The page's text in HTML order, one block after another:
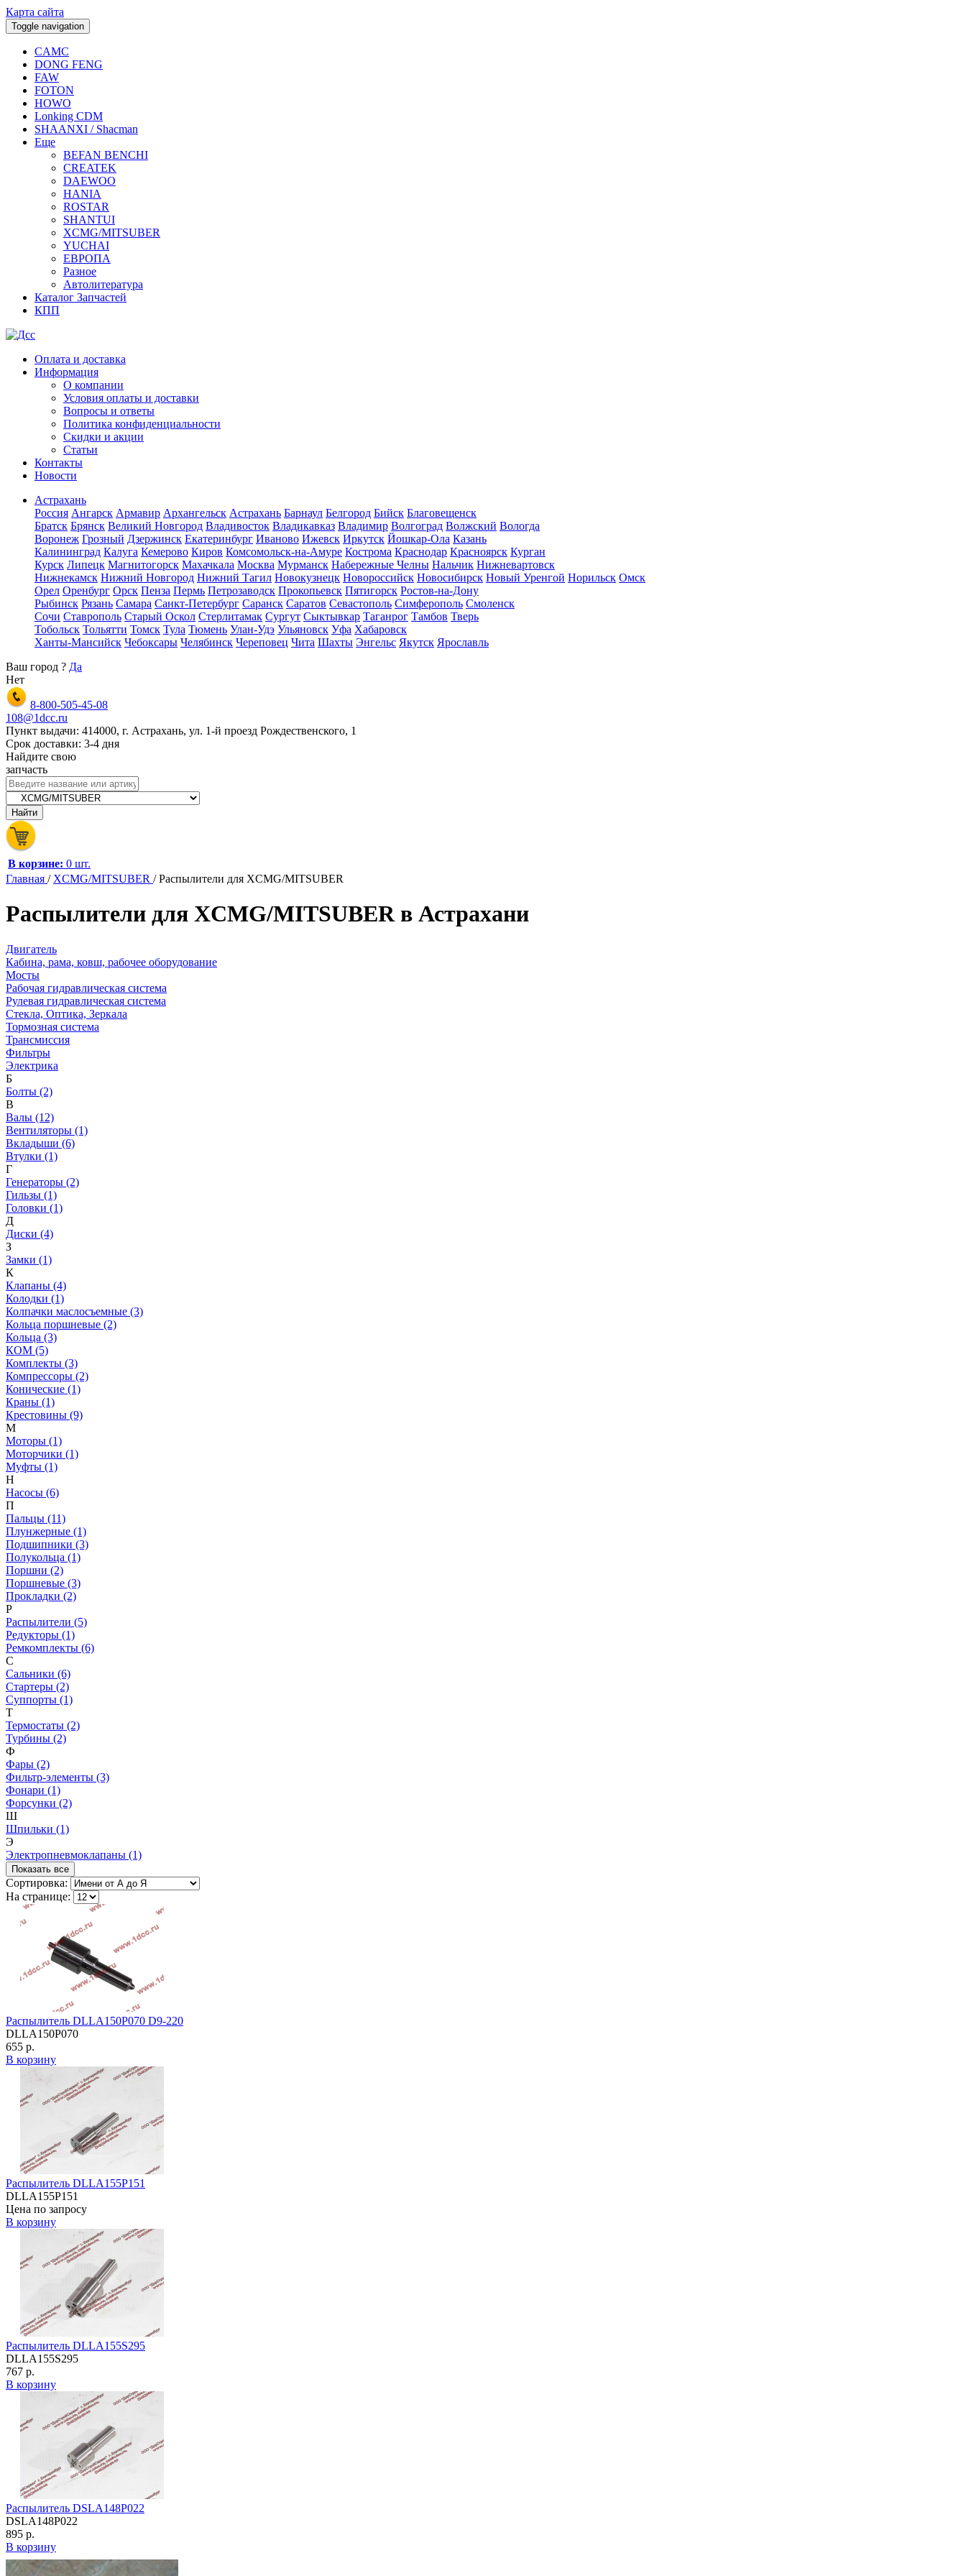
Карта сайта
Toggle navigation
CAMC
DONG FENG
FAW
FOTON
HOWO
Lonking CDM
SHAANXI / Shacman
Еще
BEFAN BENCHI
CREATEK
DAEWOO
HANIA
ROSTAR
SHANTUI
XCMG/MITSUBER
YUCHAI
ЕВРОПА
Разное
Aвтолитература
Каталог Запчастей
КПП
Оплата и доставка
Информация
О компании
Условия оплаты и доставки
Вопросы и ответы
Политика конфиденциальности
Скидки и акции
Статьи
Контакты
Новости
Астрахань
Россия Ангарск Армавир Архангельск Астрахань Барнаул Белгород Бийск Благовещенск
Братск Брянск Великий Новгород Владивосток Владикавказ Владимир Волгоград Волжский Вологда
Воронеж Грозный Дзержинск Екатеринбург Иваново Ижевск Иркутск Йошкар-Ола Казань
Калининград Калуга Кемерово Киров Комсомольск-на-Амуре Кострома Краснодар Красноярск Курган
Курск Липецк Магнитогорск Махачкала Москва Мурманск Набережные Челны Нальчик Нижневартовск
Нижнекамск Нижний Новгород Нижний Тагил Новокузнецк Новороссийск Новосибирск Новый Уренгой Норильск Омск
Орел Оренбург Орск Пенза Пермь Петрозаводск Прокопьевск Пятигорск Ростов-на-Дону
Рыбинск Рязань Самара Санкт-Петербург Саранск Саратов Севастополь Симферополь Смоленск
Сочи Ставрополь Старый Оскол Стерлитамак Сургут Сыктывкар Таганрог Тамбов Тверь
Тобольск Тольятти Томск Тула Тюмень Улан-Удэ Ульяновск Уфа Хабаровск
Ханты-Мансийск Чебоксары Челябинск Череповец Чита Шахты Энгельс Якутск Ярославль
Ваш город ? Да
Нет
8-800-505-45-08
108@1dcc.ru
Пункт выдачи: 414000, г. Астрахань, ул. 1-й проезд Рождественского, 1
Срок доставки: 3-4 дня
Найдите свою
запчасть
В корзине: 0 шт.
Главная / XCMG/MITSUBER /Распылители для XCMG/MITSUBER
Распылители для XCMG/MITSUBER в Астрахани
Двигатель
Кабина, рама, ковш, рабочее оборудование
Мосты
Рабочая гидравлическая система
Рулевая гидравлическая система
Стекла, Оптика, Зеркала
Тормозная система
Трансмиссия
Фильтры
Электрика
Б
Болты (2)
В
Валы (12)
Вентиляторы (1)
Вкладыши (6)
Втулки (1)
Г
Генераторы (2)
Гильзы (1)
Головки (1)
Д
Диски (4)
З
Замки (1)
К
Клапаны (4)
Колодки (1)
Колпачки маслосъемные (3)
Кольца поршневые (2)
Кольца (3)
КОМ (5)
Комплекты (3)
Компрессоры (2)
Конические (1)
Краны (1)
Крестовины (9)
М
Моторы (1)
Моторчики (1)
Муфты (1)
Н
Насосы (6)
П
Пальцы (11)
Плунжерные (1)
Подшипники (3)
Полукольца (1)
Поршни (2)
Поршневые (3)
Прокладки (2)
Р
Распылители (5)
Редукторы (1)
Ремкомплекты (6)
С
Сальники (6)
Стартеры (2)
Суппорты (1)
Т
Термостаты (2)
Турбины (2)
Ф
Фары (2)
Фильтр-элементы (3)
Фонари (1)
Форсунки (2)
Ш
Шпильки (1)
Э
Электропневмоклапаны (1)
Показать все
Сортировка:
На странице:
Распылитель DLLA150P070 D9-220
DLLA150P070
655 р.
В корзину
Распылитель DLLA155P151
DLLA155P151
Цена по запросу
В корзину
Распылитель DLLA155S295
DLLA155S295
767 р.
В корзину
Распылитель DSLA148P022
DSLA148P022
895 р.
В корзину